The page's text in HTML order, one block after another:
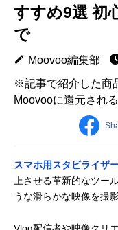
すすめ9選 初
で
Moovoo編集部
※記事で紹介した商
Moovooに還元され
スマホ用スタビライザ
上させる革新的なツー
うな滑らかな映像を撮
Vlog配信者や映像クリ